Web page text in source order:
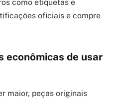
como etiquetas e
oficiais e compre
econômicas de usar
maior, peças originais